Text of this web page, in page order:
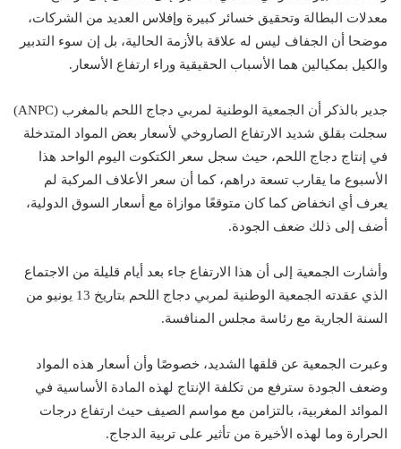
معدلات البطالة وتحقيق خسائر كبيرة وإفلاس العديد من الشركات،
موضحا أن الجفاف ليس له علاقة بالأزمة الحالية، بل إن سوء التدبير
والكيل بمكيالين هما الأسباب الحقيقية وراء ارتفاع الأسعار.
جدير بالذكر أن الجمعية الوطنية لمربي دجاج اللحم بالمغرب (ANPC)
سجلت بقلق شديد الارتفاع الصاروخي لأسعار بعض المواد المتدخلة
في إنتاج دجاج اللحم، حيث سجل سعر الكتكوت اليوم الواحد هذا
الأسبوع ما يقارب تسعة دراهم، كما أن سعر الأعلاف المركبة لم
يعرف أي انخفاض كما كان متوقعًا موازاة مع أسعار السوق الدولية،
أضف إلى ذلك ضعف الجودة.
وأشارت الجمعية إلى أن هذا الارتفاع جاء بعد أيام قليلة من الاجتماع
الذي عقدته الجمعية الوطنية لمربي دجاج اللحم بتاريخ 13 يونيو من
السنة الجارية مع رئاسة مجلس المنافسة.
وعبرت الجمعية عن قلقها الشديد، خصوصًا وأن أسعار هذه المواد
وضعف الجودة سترفع من تكلفة الإنتاج لهذه المادة الأساسية في
الموائد المغربية، بالتزامن مع مواسم الصيف حيث ارتفاع درجات
الحرارة وما لهذه الأخيرة من تأثير على تربية الدجاج.